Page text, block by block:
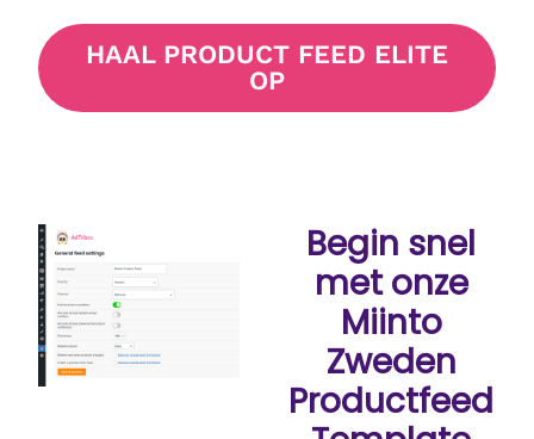
HAAL PRODUCT FEED ELITE
OP
Begin snel
met onze
Miinto
Zweden
Productfeed